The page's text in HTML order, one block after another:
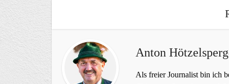
Anton
Als freier Journalist bin ich